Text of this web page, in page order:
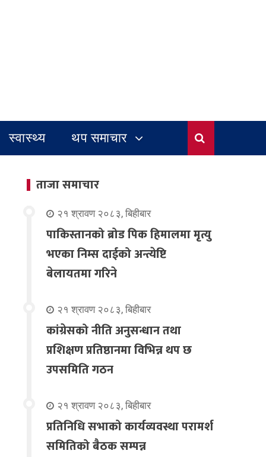
स्वास्थ्य थप समाचार
ताजा समाचार
२१ श्रावण २०८३, बिहीबार
पाकिस्तानको ब्रोड पिक हिमालमा मृत्यु
भएका निम्स दाईको अन्त्येष्टि
बेलायतमा गरिने
२१ श्रावण २०८३, बिहीबार
कांग्रेसको नीति अनुसन्धान तथा
प्रशिक्षण प्रतिष्ठानमा विभिन्न थप छ
उपसमिति गठन
२१ श्रावण २०८३, बिहीबार
प्रतिनिधि सभाको कार्यव्यवस्था परामर्श
समितिको बैठक सम्पन्न